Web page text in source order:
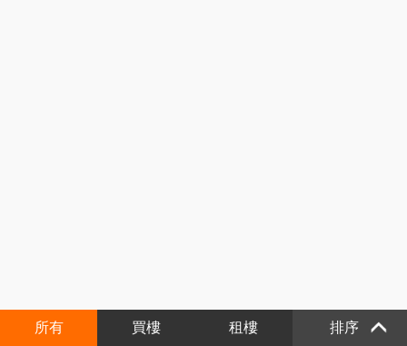
所有 買樓 租樓 排序